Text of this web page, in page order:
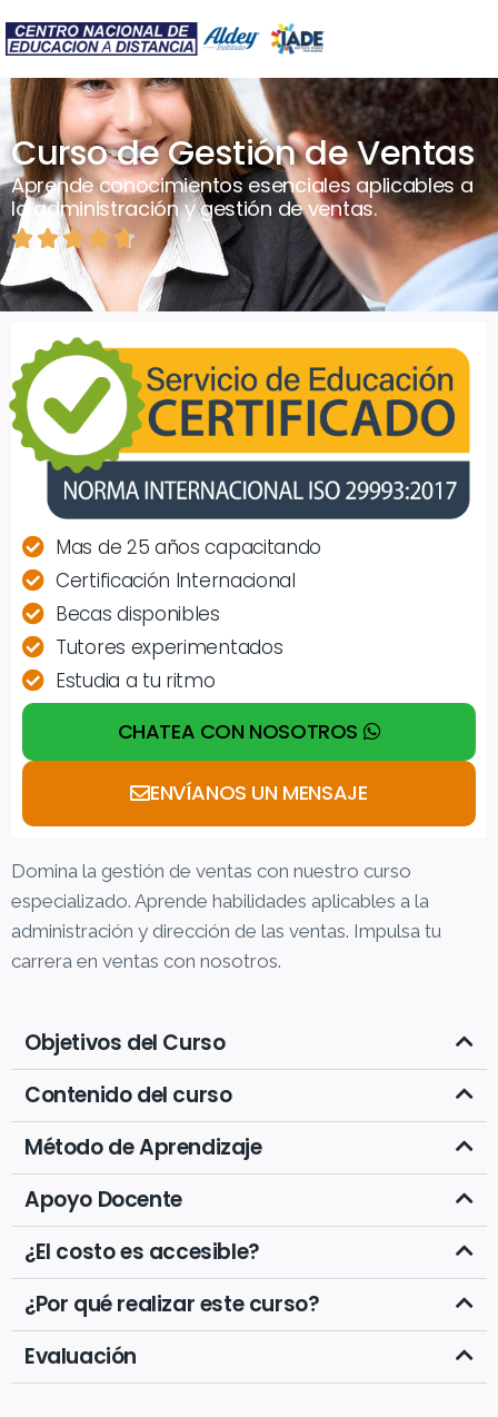
Curso de Gestión de Ventas
Aprende conocimientos esenciales aplicables a
la administración y gestión de ventas.
   
Domina la gestión de ventas con nuestro curso
especializado. Aprende habilidades aplicables a la
administración y dirección de las ventas. Impulsa tu
carrera en ventas con nosotros.
Objetivos del Curso
Contenido del curso
Método de Aprendizaje
Apoyo Docente
¿El costo es accesible?
¿Por qué realizar este curso?
Evaluación
Mas de 25 años capacitando
Certificación Internacional
Becas disponibles
Tutores experimentados
Estudia a tu ritmo
CHATEA CON NOSOTROS
ENVÍANOS UN MENSAJE